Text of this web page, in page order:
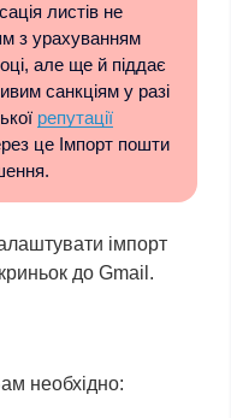
листів не
з урахуванням
але ще й піддає
санкціям у разі
репутації
це Імпорт пошти
імпорт
до Gmail.
необхідно: